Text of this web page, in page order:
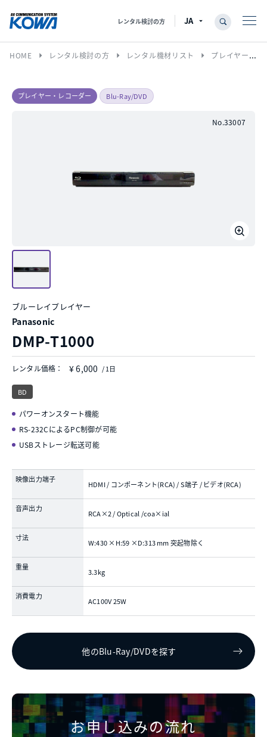
レンタル検討の方
HOME arrow_right レンタル検討の方 arrow_right レンタル機材リスト arrow_right プレイヤー・レコーダー
プレイヤー・レコーダー Blu-Ray/DVD
No.33007
ブルーレイプレイヤー
Panasonic
DMP-T1000
レンタル価格： ¥ 6,000 / 1日
BD
パワーオンスタート機能
RS-232CによるPC制御が可能
USBストレージ転送可能
映像出力端子
HDMI / コンポーネント(RCA) / S端子 / ビデオ(RCA)
音声出力
RCA×2 / Optical /coa×ial
寸法
W:430 ×H:59 ×D:313 mm 突起物除く
重量
3.3kg
消費電力
AC100V 25W
他のBlu-Ray/DVDを探す
お申し込みの流れ